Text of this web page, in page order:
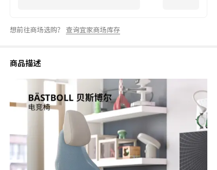
想前往商场选购？ 查询宜家商场库存
商品描述